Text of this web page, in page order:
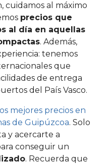
cuidamos al máximo
precios que
al día en aquellas
. Además,
tenemos
que
de entrega
del País Vasco.
los mejores precios en
de Guipúzcoa. Solo
y acercarte a
conseguir un
. Recuerda que